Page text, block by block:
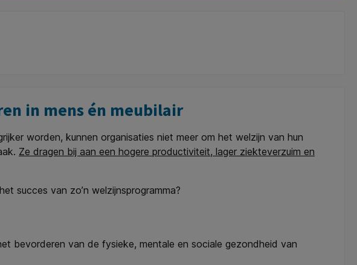
in mens én meubilair
worden, kunnen organisaties niet meer om het welzijn van hun
Ze dragen bij aan een hogere productiviteit, lager ziekteverzuim en
succes van zo’n welzijnsprogramma?
bevorderen van de fysieke, mentale en sociale gezondheid van